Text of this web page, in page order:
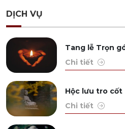
DỊCH VỤ
Tang lễ Trọn
Chi tiết
Hộc lưu tro cốt
Chi tiết